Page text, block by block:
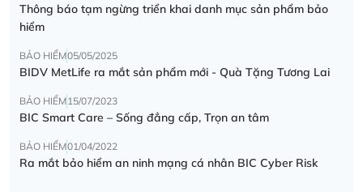
Thông báo tạm ngừng triển khai danh mục sản phẩm bảo
hiểm
BẢO HIỂM05/05/2025
BIDV MetLife ra mắt sản phẩm mới - Quà Tặng Tương Lai
BẢO HIỂM15/07/2023
BIC Smart Care – Sống đẳng cấp, Trọn an tâm
BẢO HIỂM01/04/2022
Ra mắt bảo hiểm an ninh mạng cá nhân BIC Cyber Risk